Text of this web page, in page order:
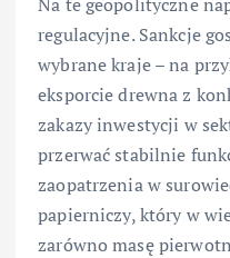
regulacyjne. Sankcje
wybrane kraje – na
eksporcie drewna z
zakazy inwestycji w
przerwać stabilnie
zaopatrzenia w
papierniczy, który w
zarówno masę